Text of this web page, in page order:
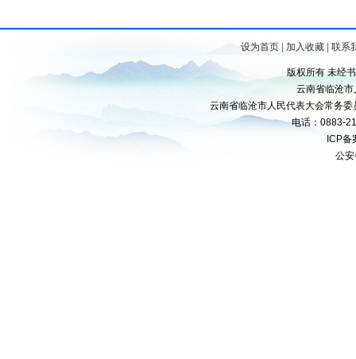
设为首页 加入收藏 联系
版权所有 未经
云南省临沧
云南省临沧市人民代表大会常务
电话：0883-
ICP备
公